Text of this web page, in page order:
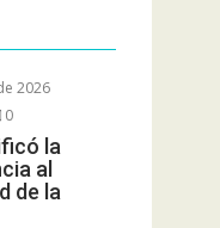
2026
0
la
al
de la